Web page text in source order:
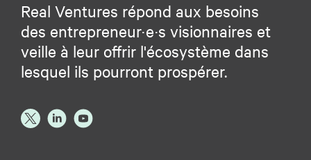
Real Ventures répond aux besoins
des entrepreneur·e·s visionnaires et
veille à leur offrir l'écosystème dans
lesquel ils pourront prospérer.